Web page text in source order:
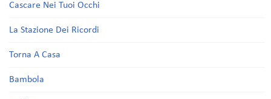
Cascare Nei Tuoi Occhi
La Stazione Dei Ricordi
Torna A Casa
Bambola